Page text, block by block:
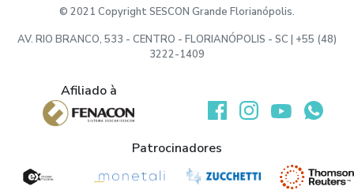
© 2021 Copyright SESCON Grande Florianópolis.
AV. RIO BRANCO, 533 - CENTRO - FLORIANÓPOLIS - SC | +55 (48)
3222-1409
Afiliado à
Desenvolvido por:
Patrocinadores